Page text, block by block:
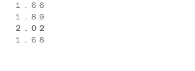
１．６６
１．８９
２．０２
１．６８